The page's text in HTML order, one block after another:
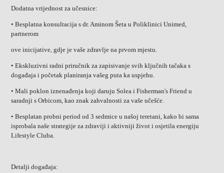
Dodatna vrijednost za učesnice:
• Besplatna konsultacija s dr. Aminom Šeta u Poliklinici Unimed,
partnerom
ove inicijative, gdje je vaše zdravlje na prvom mjestu.
• Ekskluzivni radni priručnik za zapisivanje svih ključnih tačaka s
događaja i početak planiranja vašeg puta ka uspjehu.
• Mali poklon iznenađenja koji daruju Solea i Fisherman's Friend u
saradnji s Orbicom, kao znak zahvalnosti za vaše učešće.
• Besplatan probni period od 3 sedmice u našoj teretani, kako bi sama
isprobala naše strategije za zdraviji i aktivniji život i osjetila energiju
Lifestyle Cluba.
Detalji događaja: